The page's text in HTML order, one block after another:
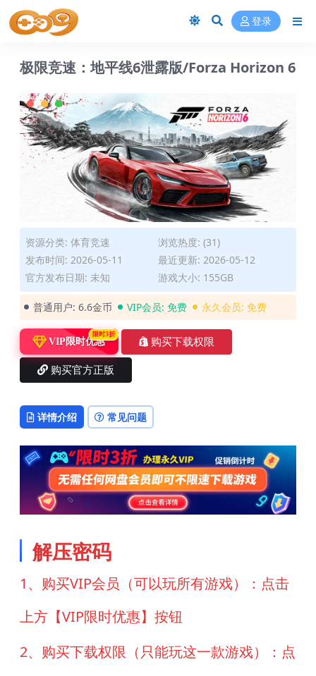
登录
极限竞速：地平线6泄露版/Forza Horizon 6
资源分类: 体育竞速
浏览热度: (31)
发布时间: 2026-05-11
最近更新: 2026-05-12
官方发布日期: 未知
游戏大小: 155GB
普通用户: 6.6金币 VIP会员: 免费 永久会员: 免费
VIP限时优惠
限时3折
购买下载权限
购买官方正版
详情介绍 常见问题
解压密码
1、购买VIP会员（可以玩所有游戏）：点击
上方【VIP限时优惠】按钮
2、购买下载权限（只能玩这一款游戏）：点